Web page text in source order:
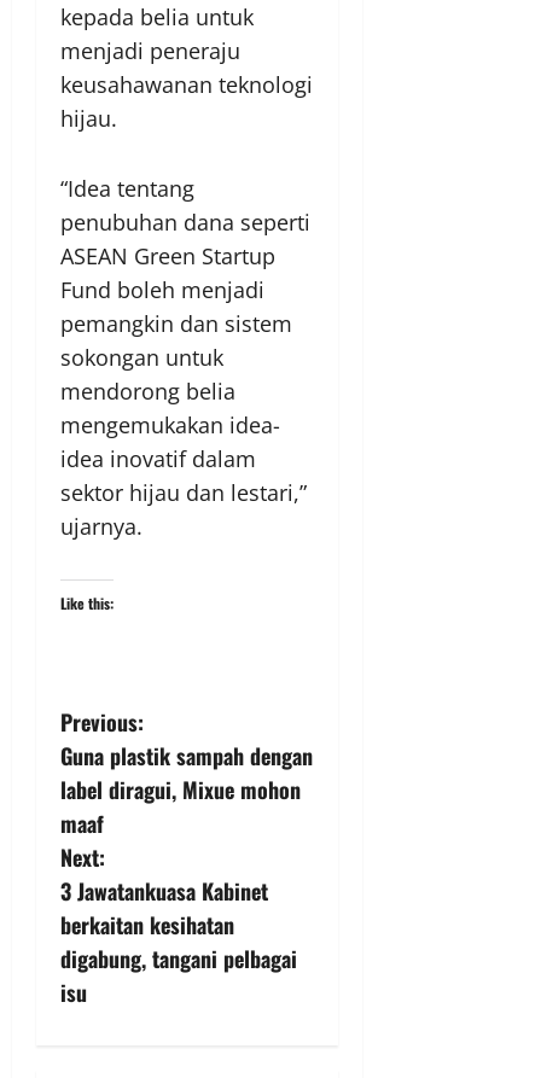
kepada belia untuk
menjadi peneraju
keusahawanan teknologi
hijau.
“Idea tentang
penubuhan dana seperti
ASEAN Green Startup
Fund boleh menjadi
pemangkin dan sistem
sokongan untuk
mendorong belia
mengemukakan idea-
idea inovatif dalam
sektor hijau dan lestari,”
ujarnya.
Like this:
Previous:
Guna plastik sampah dengan
label diragui, Mixue mohon
maaf
Next:
3 Jawatankuasa Kabinet
berkaitan kesihatan
digabung, tangani pelbagai
isu